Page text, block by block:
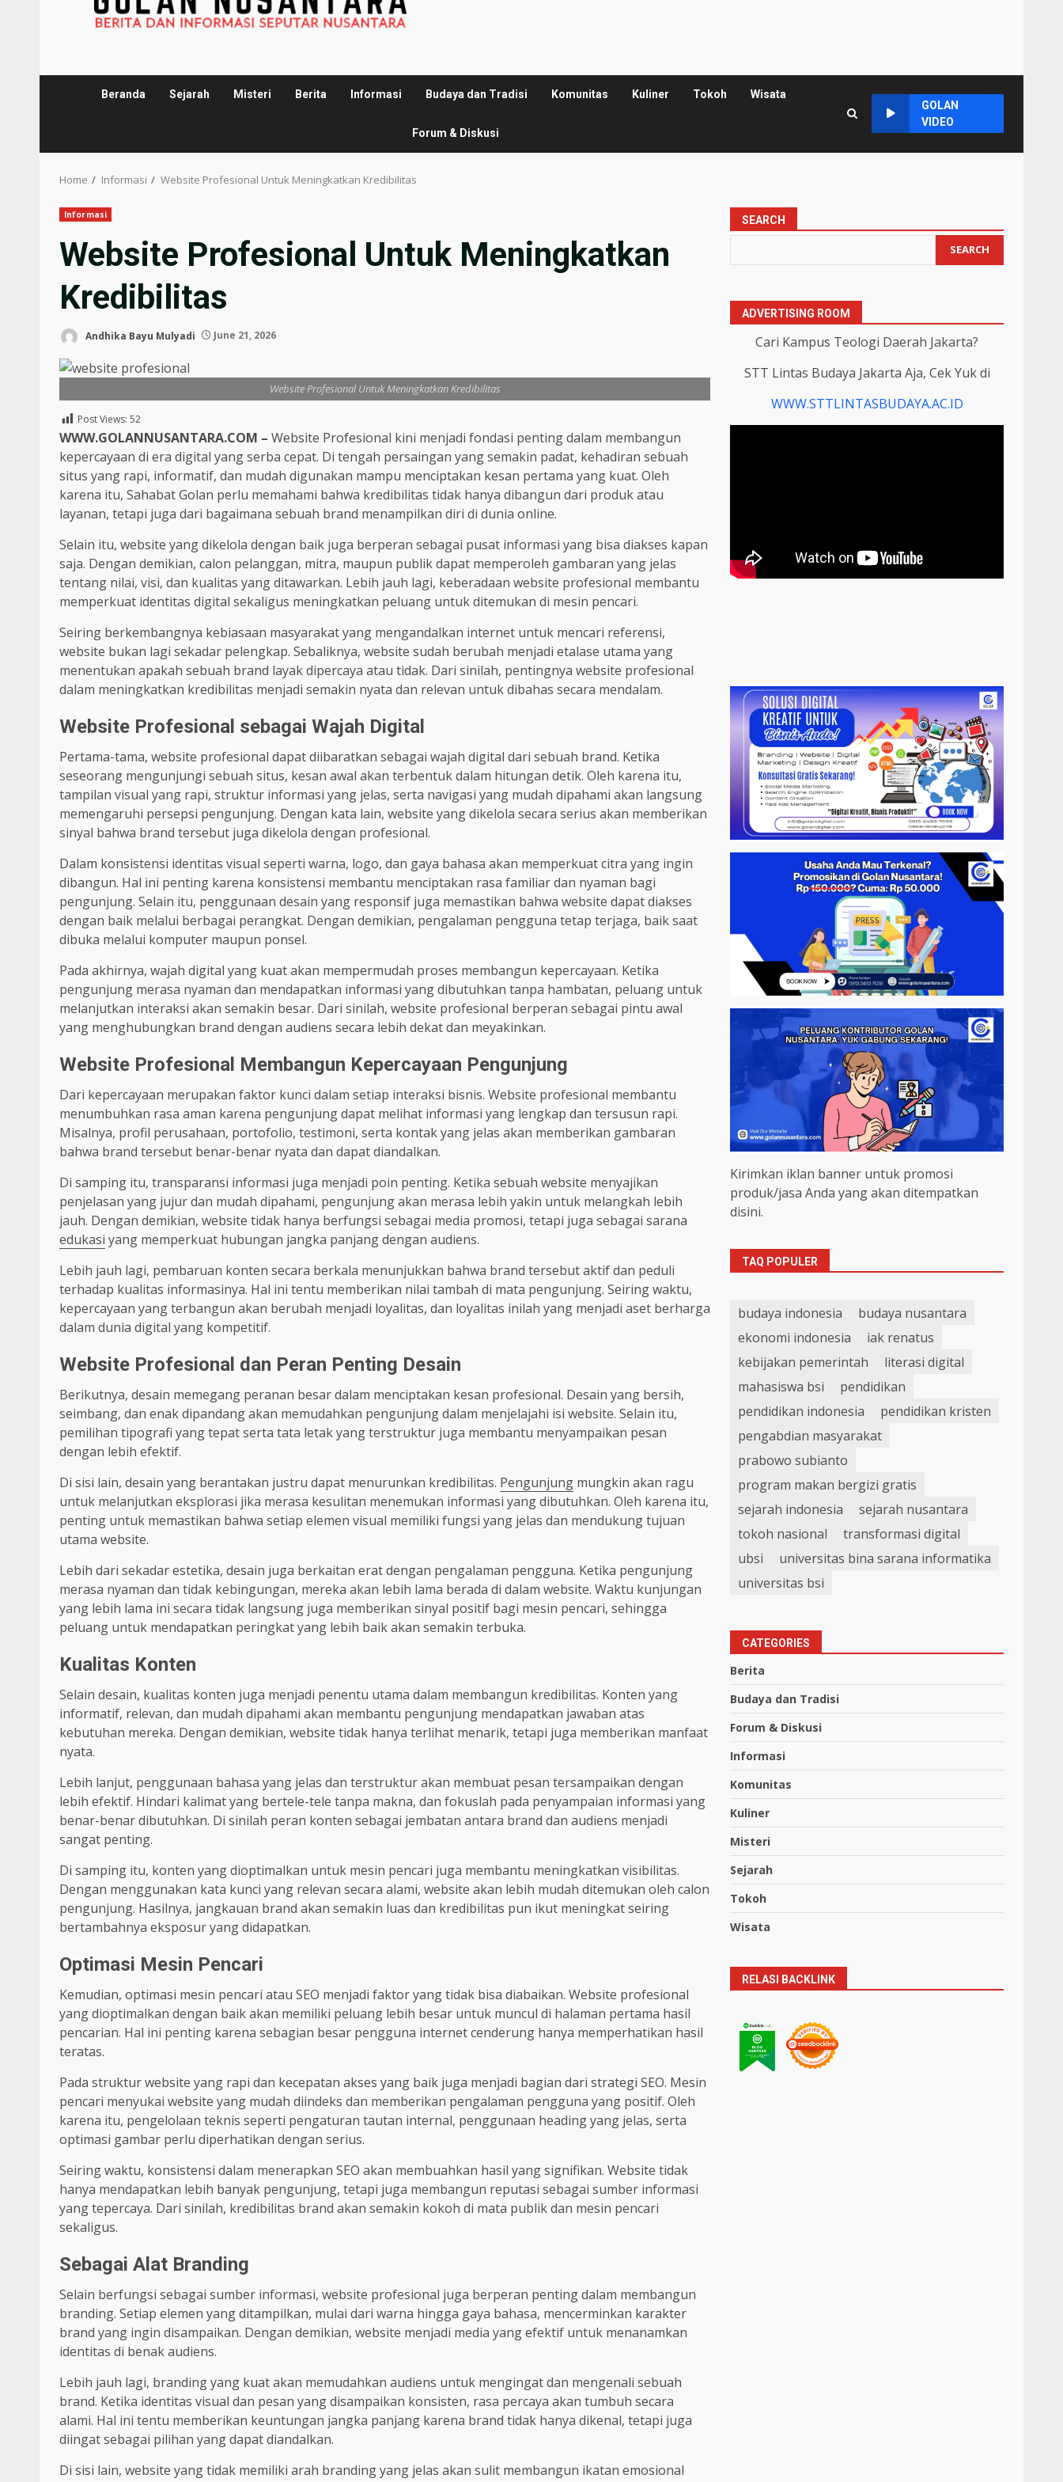
Beranda Sejarah Misteri Berita Informasi Budaya dan Tradisi Komunitas Kuliner Tokoh Wisata
Forum & Diskusi
GOLAN
VIDEO
Home Informasi Website Profesional Untuk Meningkatkan Kredibilitas
Informasi
Website Profesional Untuk Meningkatkan
Kredibilitas
Andhika Bayu Mulyadi June 21, 2026
Website Profesional Untuk Meningkatkan Kredibilitas
Post Views: 52
WWW.GOLANNUSANTARA.COM – Website Profesional kini menjadi fondasi penting dalam membangun
kepercayaan di era digital yang serba cepat. Di tengah persaingan yang semakin padat, kehadiran sebuah
situs yang rapi, informatif, dan mudah digunakan mampu menciptakan kesan pertama yang kuat. Oleh
karena itu, Sahabat Golan perlu memahami bahwa kredibilitas tidak hanya dibangun dari produk atau
layanan, tetapi juga dari bagaimana sebuah brand menampilkan diri di dunia online.
Selain itu, website yang dikelola dengan baik juga berperan sebagai pusat informasi yang bisa diakses kapan
saja. Dengan demikian, calon pelanggan, mitra, maupun publik dapat memperoleh gambaran yang jelas
tentang nilai, visi, dan kualitas yang ditawarkan. Lebih jauh lagi, keberadaan website profesional membantu
memperkuat identitas digital sekaligus meningkatkan peluang untuk ditemukan di mesin pencari.
Seiring berkembangnya kebiasaan masyarakat yang mengandalkan internet untuk mencari referensi,
website bukan lagi sekadar pelengkap. Sebaliknya, website sudah berubah menjadi etalase utama yang
menentukan apakah sebuah brand layak dipercaya atau tidak. Dari sinilah, pentingnya website profesional
dalam meningkatkan kredibilitas menjadi semakin nyata dan relevan untuk dibahas secara mendalam.
Website Profesional sebagai Wajah Digital
Pertama-tama, website profesional dapat diibaratkan sebagai wajah digital dari sebuah brand. Ketika
seseorang mengunjungi sebuah situs, kesan awal akan terbentuk dalam hitungan detik. Oleh karena itu,
tampilan visual yang rapi, struktur informasi yang jelas, serta navigasi yang mudah dipahami akan langsung
memengaruhi persepsi pengunjung. Dengan kata lain, website yang dikelola secara serius akan memberikan
sinyal bahwa brand tersebut juga dikelola dengan profesional.
Dalam konsistensi identitas visual seperti warna, logo, dan gaya bahasa akan memperkuat citra yang ingin
dibangun. Hal ini penting karena konsistensi membantu menciptakan rasa familiar dan nyaman bagi
pengunjung. Selain itu, penggunaan desain yang responsif juga memastikan bahwa website dapat diakses
dengan baik melalui berbagai perangkat. Dengan demikian, pengalaman pengguna tetap terjaga, baik saat
dibuka melalui komputer maupun ponsel.
Pada akhirnya, wajah digital yang kuat akan mempermudah proses membangun kepercayaan. Ketika
pengunjung merasa nyaman dan mendapatkan informasi yang dibutuhkan tanpa hambatan, peluang untuk
melanjutkan interaksi akan semakin besar. Dari sinilah, website profesional berperan sebagai pintu awal
yang menghubungkan brand dengan audiens secara lebih dekat dan meyakinkan.
Website Profesional Membangun Kepercayaan Pengunjung
Dari kepercayaan merupakan faktor kunci dalam setiap interaksi bisnis. Website profesional membantu
menumbuhkan rasa aman karena pengunjung dapat melihat informasi yang lengkap dan tersusun rapi.
Misalnya, profil perusahaan, portofolio, testimoni, serta kontak yang jelas akan memberikan gambaran
bahwa brand tersebut benar-benar nyata dan dapat diandalkan.
Di samping itu, transparansi informasi juga menjadi poin penting. Ketika sebuah website menyajikan
penjelasan yang jujur dan mudah dipahami, pengunjung akan merasa lebih yakin untuk melangkah lebih
jauh. Dengan demikian, website tidak hanya berfungsi sebagai media promosi, tetapi juga sebagai sarana
edukasi yang memperkuat hubungan jangka panjang dengan audiens.
Lebih jauh lagi, pembaruan konten secara berkala menunjukkan bahwa brand tersebut aktif dan peduli
terhadap kualitas informasinya. Hal ini tentu memberikan nilai tambah di mata pengunjung. Seiring waktu,
kepercayaan yang terbangun akan berubah menjadi loyalitas, dan loyalitas inilah yang menjadi aset berharga
dalam dunia digital yang kompetitif.
Website Profesional dan Peran Penting Desain
Berikutnya, desain memegang peranan besar dalam menciptakan kesan profesional. Desain yang bersih,
seimbang, dan enak dipandang akan memudahkan pengunjung dalam menjelajahi isi website. Selain itu,
pemilihan tipografi yang tepat serta tata letak yang terstruktur juga membantu menyampaikan pesan
dengan lebih efektif.
Di sisi lain, desain yang berantakan justru dapat menurunkan kredibilitas. Pengunjung mungkin akan ragu
untuk melanjutkan eksplorasi jika merasa kesulitan menemukan informasi yang dibutuhkan. Oleh karena itu,
penting untuk memastikan bahwa setiap elemen visual memiliki fungsi yang jelas dan mendukung tujuan
utama website.
Lebih dari sekadar estetika, desain juga berkaitan erat dengan pengalaman pengguna. Ketika pengunjung
merasa nyaman dan tidak kebingungan, mereka akan lebih lama berada di dalam website. Waktu kunjungan
yang lebih lama ini secara tidak langsung juga memberikan sinyal positif bagi mesin pencari, sehingga
peluang untuk mendapatkan peringkat yang lebih baik akan semakin terbuka.
Kualitas Konten
Selain desain, kualitas konten juga menjadi penentu utama dalam membangun kredibilitas. Konten yang
informatif, relevan, dan mudah dipahami akan membantu pengunjung mendapatkan jawaban atas
kebutuhan mereka. Dengan demikian, website tidak hanya terlihat menarik, tetapi juga memberikan manfaat
nyata.
Lebih lanjut, penggunaan bahasa yang jelas dan terstruktur akan membuat pesan tersampaikan dengan
lebih efektif. Hindari kalimat yang bertele-tele tanpa makna, dan fokuslah pada penyampaian informasi yang
benar-benar dibutuhkan. Di sinilah peran konten sebagai jembatan antara brand dan audiens menjadi
sangat penting.
Di samping itu, konten yang dioptimalkan untuk mesin pencari juga membantu meningkatkan visibilitas.
Dengan menggunakan kata kunci yang relevan secara alami, website akan lebih mudah ditemukan oleh calon
pengunjung. Hasilnya, jangkauan brand akan semakin luas dan kredibilitas pun ikut meningkat seiring
bertambahnya eksposur yang didapatkan.
Optimasi Mesin Pencari
Kemudian, optimasi mesin pencari atau SEO menjadi faktor yang tidak bisa diabaikan. Website profesional
yang dioptimalkan dengan baik akan memiliki peluang lebih besar untuk muncul di halaman pertama hasil
pencarian. Hal ini penting karena sebagian besar pengguna internet cenderung hanya memperhatikan hasil
teratas.
Pada struktur website yang rapi dan kecepatan akses yang baik juga menjadi bagian dari strategi SEO. Mesin
pencari menyukai website yang mudah diindeks dan memberikan pengalaman pengguna yang positif. Oleh
karena itu, pengelolaan teknis seperti pengaturan tautan internal, penggunaan heading yang jelas, serta
optimasi gambar perlu diperhatikan dengan serius.
Seiring waktu, konsistensi dalam menerapkan SEO akan membuahkan hasil yang signifikan. Website tidak
hanya mendapatkan lebih banyak pengunjung, tetapi juga membangun reputasi sebagai sumber informasi
yang tepercaya. Dari sinilah, kredibilitas brand akan semakin kokoh di mata publik dan mesin pencari
sekaligus.
Sebagai Alat Branding
Selain berfungsi sebagai sumber informasi, website profesional juga berperan penting dalam membangun
branding. Setiap elemen yang ditampilkan, mulai dari warna hingga gaya bahasa, mencerminkan karakter
brand yang ingin disampaikan. Dengan demikian, website menjadi media yang efektif untuk menanamkan
identitas di benak audiens.
Lebih jauh lagi, branding yang kuat akan memudahkan audiens untuk mengingat dan mengenali sebuah
brand. Ketika identitas visual dan pesan yang disampaikan konsisten, rasa percaya akan tumbuh secara
alami. Hal ini tentu memberikan keuntungan jangka panjang karena brand tidak hanya dikenal, tetapi juga
diingat sebagai pilihan yang dapat diandalkan.
Di sisi lain, website yang tidak memiliki arah branding yang jelas akan sulit membangun ikatan emosional
SEARCH
SEARCH
ADVERTISING ROOM
Cari Kampus Teologi Daerah Jakarta?
STT Lintas Budaya Jakarta Aja, Cek Yuk di
WWW.STTLINTASBUDAYA.AC.ID
Kirimkan iklan banner untuk promosi
produk/jasa Anda yang akan ditempatkan
disini.
TAQ POPULER
budaya indonesia
budaya nusantara
ekonomi indonesia
iak renatus
kebijakan pemerintah
literasi digital
mahasiswa bsi
pendidikan
pendidikan indonesia
pendidikan kristen
pengabdian masyarakat
prabowo subianto
program makan bergizi gratis
sejarah indonesia
sejarah nusantara
tokoh nasional
transformasi digital
ubsi
universitas bina sarana informatika
universitas bsi
CATEGORIES
Berita
Budaya dan Tradisi
Forum & Diskusi
Informasi
Komunitas
Kuliner
Misteri
Sejarah
Tokoh
Wisata
RELASI BACKLINK